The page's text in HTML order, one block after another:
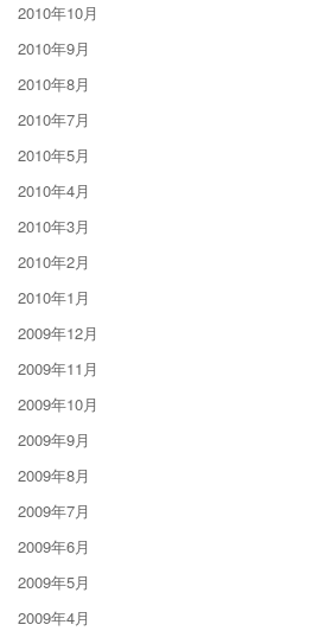
2010年10月
2010年9月
2010年8月
2010年7月
2010年5月
2010年4月
2010年3月
2010年2月
2010年1月
2009年12月
2009年11月
2009年10月
2009年9月
2009年8月
2009年7月
2009年6月
2009年5月
2009年4月